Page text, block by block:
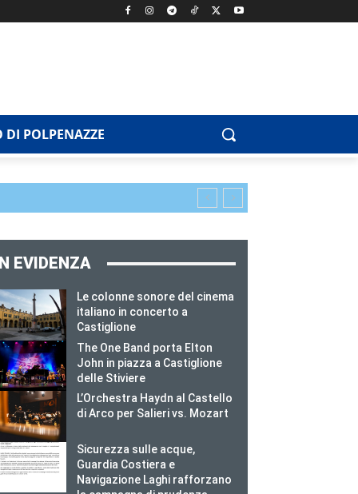
DI POLPENAZZE
EVIDENZA
Le colonne sonore del cinema
italiano in concerto a
Castiglione
The One Band porta Elton
John in piazza a Castiglione
delle Stiviere
L’Orchestra Haydn al Castello
di Arco per Salieri vs. Mozart
Sicurezza sulle acque,
Guardia Costiera e
Navigazione Laghi rafforzano